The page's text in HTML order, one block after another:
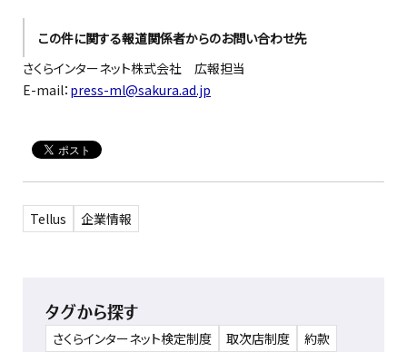
この件に関する報道関係者からのお問い合わせ先
さくらインターネット株式会社 広報担当
E-mail： press-ml@sakura.ad.jp
Tellus 企業情報
タグから探す
さくらインターネット検定制度 取次店制度
約款